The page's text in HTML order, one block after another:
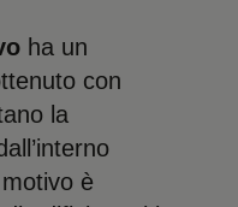
ha un
con
la
è